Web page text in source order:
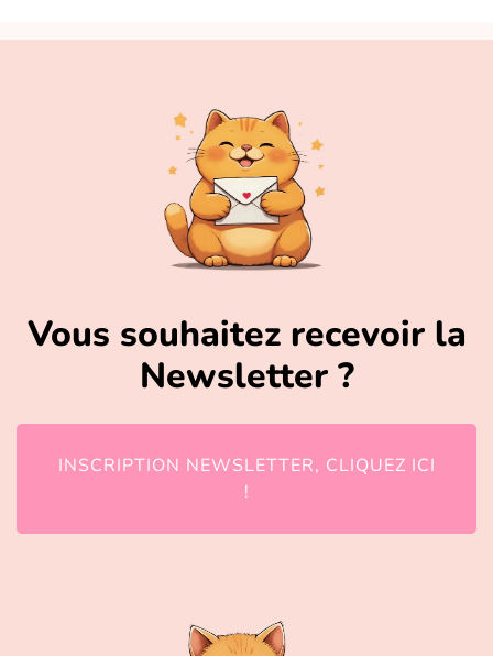
Vous souhaitez recevoir la
Newsletter ?
INSCRIPTION NEWSLETTER, CLIQUEZ ICI
!